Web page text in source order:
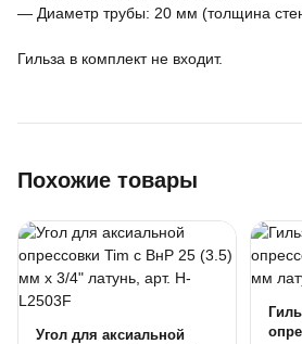
— Диаметр трубы: 20 мм (толщина
Гильза в комплект не входит.
Похожие товары
Угол для аксиальной